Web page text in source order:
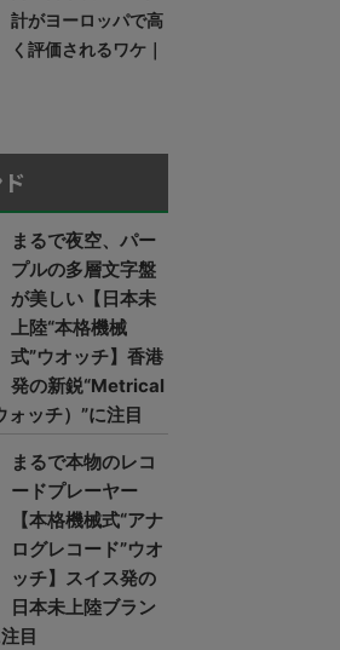
計がヨーロッパで高
く評価されるワケ｜
まるで夜空、パー
プルの多層文字盤
が美しい【日本未
上陸“本格機械
式”ウオッチ】香港
発の新鋭“Metrical
ッチ）”に注目
まるで本物のレコ
ードプレーヤー
【本格機械式“アナ
ログレコード”ウオ
ッチ】スイス発の
日本未上陸ブラン
目